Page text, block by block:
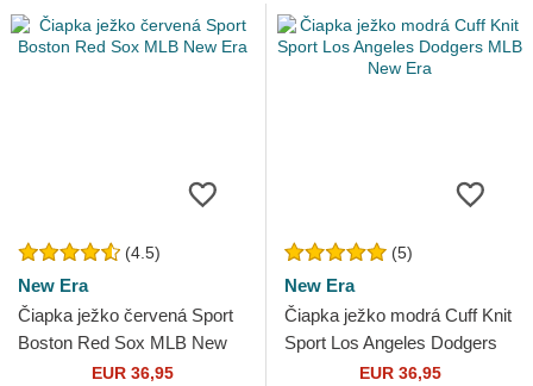
(4.5)
New Era
Čiapka ježko červená Sport
Boston Red Sox MLB New
EUR 36,95
(5)
New Era
Čiapka ježko modrá Cuff Knit
Sport Los Angeles Dodgers
MLB New EraEUR 36,95